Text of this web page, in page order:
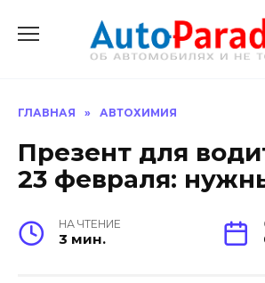
содержанию
ГЛАВНАЯ » АВТОХИМИЯ
Презент для
23 февраля:
НА ЧТЕНИЕ
3 мин.